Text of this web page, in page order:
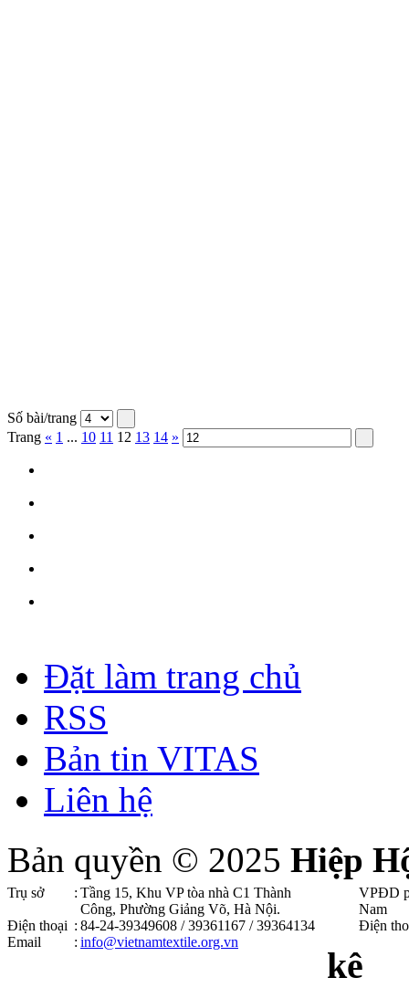
Số bài/trang
Trang « 1 ... 10 11 12 13 14 »
Đặt làm trang chủ
RSS
Bản tin VITAS
Liên hệ
Bản quyền © 2025 Hiệp
Trụ sở : Tầng 15, Khu VP tòa nhà C1 Thành
Công, Phường Giảng Võ, Hà Nội .
Điện thoại : 84-24-39349608 / 39361167 / 39364134
Email
: info@vietnamtextile.org.vn
VPĐD
Nam
Điện
kê